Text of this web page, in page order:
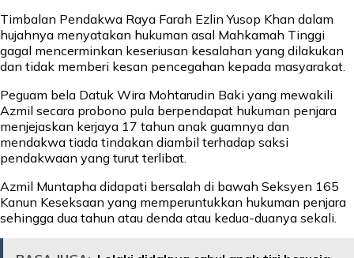
Timbalan Pendakwa Raya Farah Ezlin Yusop Khan dalam
hujahnya menyatakan hukuman asal Mahkamah Tinggi
gagal mencerminkan keseriusan kesalahan yang dilakukan
dan tidak memberi kesan pencegahan kepada masyarakat.
Peguam bela Datuk Wira Mohtarudin Baki yang mewakili
Azmil secara probono pula berpendapat hukuman penjara
menjejaskan kerjaya 17 tahun anak guamnya dan
mendakwa tiada tindakan diambil terhadap saksi
pendakwaan yang turut terlibat.
Azmil Muntapha didapati bersalah di bawah Seksyen 165
Kanun Keseksaan yang memperuntukkan hukuman penjara
sehingga dua tahun atau denda atau kedua-duanya sekali.